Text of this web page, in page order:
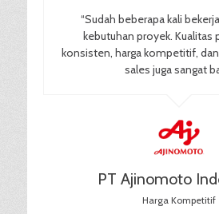
“Sudah beberapa kali
kebutuhan proyek. Kualitas
konsisten, harga kompetitif,
sales juga sangat
PT Ajinomoto
Harga Kompetitif